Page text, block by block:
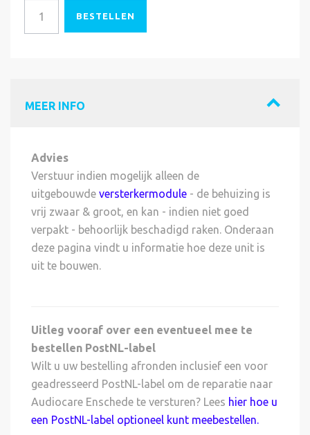
BESTELLEN
MEER INFO
Advies
Verstuur indien mogelijk alleen de
uitgebouwde versterkermodule - de behuizing is
vrij zwaar & groot, en kan - indien niet goed
verpakt - behoorlijk beschadigd raken. Onderaan
deze pagina vindt u informatie hoe deze unit is
uit te bouwen.
Uitleg vooraf over een eventueel mee te
bestellen PostNL-label
Wilt u uw bestelling afronden inclusief een voor
geadresseerd PostNL-label om de reparatie naar
Audiocare Enschede te versturen? Lees hier hoe u
een PostNL-label optioneel kunt meebestellen.